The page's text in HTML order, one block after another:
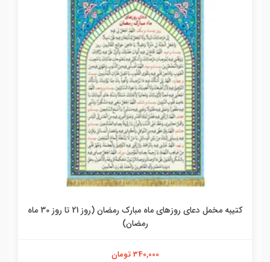
کتیبه مخمل دعای روزهای ماه مبارک رمضان (روز 21 تا روز 30 ماه
رمضان)
340,000 تومان